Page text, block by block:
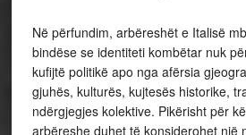
Në përfundim, arbëreshët e Italisë
bindëse se identiteti kombëtar nuk
kufijtë politikë apo nga afërsia
gjuhës, kulturës, kujtesës historike,
ndërgjegjes kolektive. Pikërisht për
arbëreshe duhet të konsiderohet një